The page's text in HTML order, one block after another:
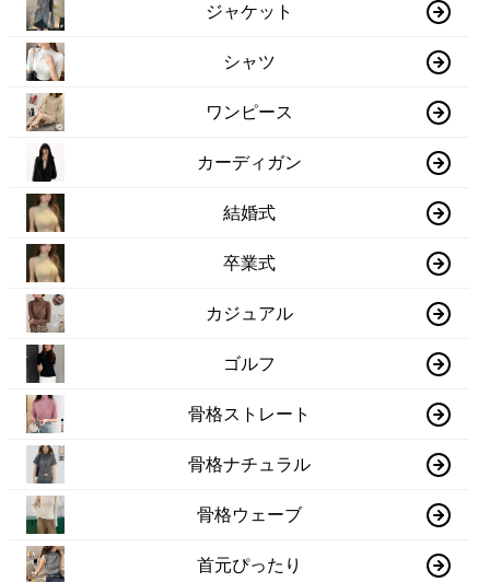
ジャケット
シャツ
ワンピース
カーディガン
結婚式
卒業式
カジュアル
ゴルフ
骨格ストレート
骨格ナチュラル
骨格ウェーブ
首元ぴったり